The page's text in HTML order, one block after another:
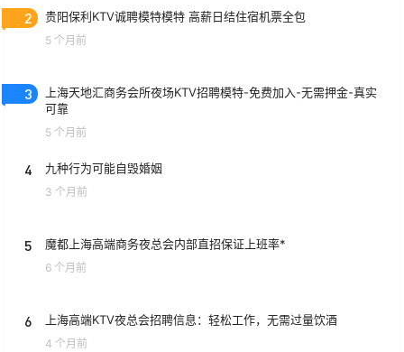
2 贵阳保利KTV诚聘模特模特 高薪日结住宿机票全包
5 个月前
3
上海天地汇商务会所夜场KTV招聘模特-免费加入-无需押金-真实
可靠
5 个月前
4 九种行为可能自毁婚姻
3 个月前
5 魔都上海高端商务夜总会内部直招保证上班率*
6 个月前
6 上海高端KTV夜总会招聘信息：轻松工作，无需过量饮酒
4 个月前